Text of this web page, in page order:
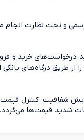
رسمی و تحت نظارت انجام
درخواست‌های خرید
از طریق درگاه‌های
شفافیت، کنترل
قیمت‌ها می‌گردد.